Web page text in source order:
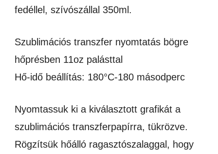
fedéllel, szívószállal 350ml.
Szublimációs transzfer nyomtatás bögre
hőprésben 11oz palásttal
Hő-idő beállítás: 180°C-180 másodperc
Nyomtassuk ki a kiválasztott grafikát a
szublimációs transzferpapírra, tükrözve.
Rögzítsük hőálló ragasztószalaggal, hogy